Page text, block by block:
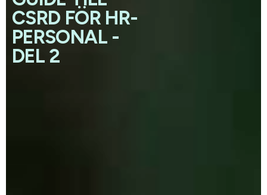
CSRD FÖR HR-
PERSONAL -
DEL 2